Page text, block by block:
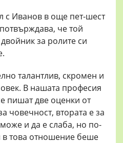
с Иванов в още пет-шест
че той
за ролите си
талантлив, скромен и
В нашата професия
пишат две оценки от
човечност, втората е за
и да е слаба, но по-
това отношение беше